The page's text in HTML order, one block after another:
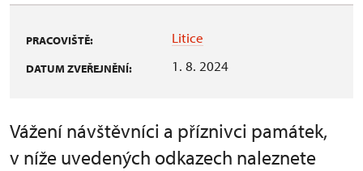
PRACOVIŠTĚ: Litice
DATUM ZVEŘEJNĚNÍ: 1. 8. 2024
Vážení návštěvníci a příznivci památek,
v níže uvedených odkazech naleznete